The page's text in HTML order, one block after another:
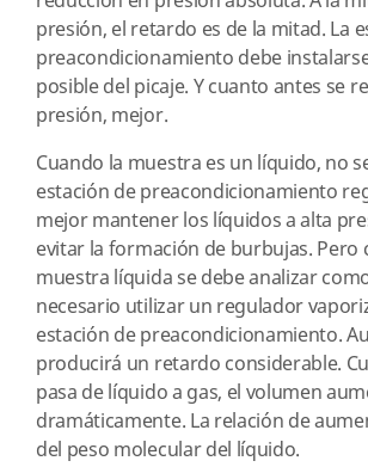
presión, el retardo es de la mitad. La
preacondicionamiento debe
posible del picaje. Y cuanto antes se
presión, mejor.
Cuando la muestra es un líquido, no
estación de preacondicionamiento
mejor mantener los líquidos a alta
evitar la formación de burbujas. Pero
muestra líquida se debe analizar
necesario utilizar un regulador
estación de preacondicionamiento.
producirá un retardo considerable.
pasa de líquido a gas, el volumen
dramáticamente. La relación de
del peso molecular del líquido.